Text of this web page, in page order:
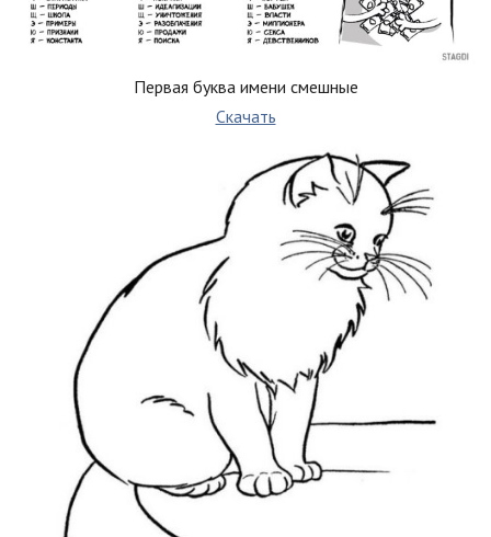
Первая буква имени смешные
Скачать